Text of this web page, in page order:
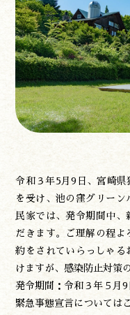
令和３年5月9日、宮崎県
を受け、池の窪グリー
民家では、発令期間中、
だきます。ご理解の程
約をされていらっしゃる
けますが、感染防止対策
発令期間：令和３年５月9
緊急事態宣言については